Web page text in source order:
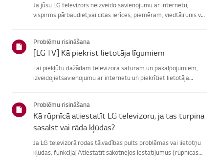
Ja jūsu LG televizors neizveido savienojumu ar internetu,
vispirms pārbaudiet,vai citas ierīces, piemēram, viedtālrunis vai
Problēmu risināšana
[LG TV] Kā piekrist lietotāja līgumiem
Lai piekļūtu dažādam televizora saturam un pakalpojumiem,
izveidojietsavienojumu ar internetu un piekrītiet lietotāja
Problēmu risināšana
Kā rūpnīcā atiestatīt LG televizoru, ja tas turpina
sasalst vai rāda kļūdas?
Ja LG televizorā rodas tālvadības pults problēmas vai lietotņu
kļūdas, funkcija[Atiestatīt sākotnējos iestatījumus (rūpnīcas